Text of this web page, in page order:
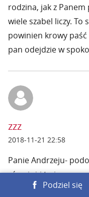
rodzina, jak z Panem
wiele szabel liczy. To
powinien krowy paść
pan odejdzie w
zzz
2018-11-21 22:58
Panie Andrzeju-
również i to jeszcze
Podziel się